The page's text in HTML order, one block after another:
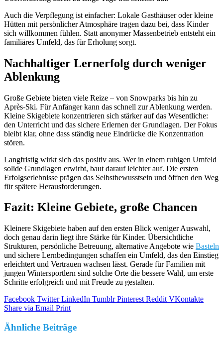
Auch die Verpflegung ist einfacher: Lokale Gasthäuser oder kleine
Hütten mit persönlicher Atmosphäre tragen dazu bei, dass Kinder
sich willkommen fühlen. Statt anonymer Massenbetrieb entsteht ein
familiäres Umfeld, das für Erholung sorgt.
Nachhaltiger Lernerfolg durch weniger
Ablenkung
Große Gebiete bieten viele Reize – von Snowparks bis hin zu
Après-Ski. Für Anfänger kann das schnell zur Ablenkung werden.
Kleine Skigebiete konzentrieren sich stärker auf das Wesentliche:
den Unterricht und das sichere Erlernen der Grundlagen. Der Fokus
bleibt klar, ohne dass ständig neue Eindrücke die Konzentration
stören.
Langfristig wirkt sich das positiv aus. Wer in einem ruhigen Umfeld
solide Grundlagen erwirbt, baut darauf leichter auf. Die ersten
Erfolgserlebnisse prägen das Selbstbewusstsein und öffnen den Weg
für spätere Herausforderungen.
Fazit: Kleine Gebiete, große Chancen
Kleinere Skigebiete haben auf den ersten Blick weniger Auswahl,
doch genau darin liegt ihre Stärke für Kinder. Übersichtliche
Strukturen, persönliche Betreuung, alternative Angebote wie Basteln
und sichere Lernbedingungen schaffen ein Umfeld, das den Einstieg
erleichtert und Vertrauen wachsen lässt. Gerade für Familien mit
jungen Wintersportlern sind solche Orte die bessere Wahl, um erste
Schritte erfolgreich und mit Freude zu gestalten.
Facebook Twitter LinkedIn Tumblr Pinterest Reddit VKontakte
Share via Email Print
Ähnliche Beiträge